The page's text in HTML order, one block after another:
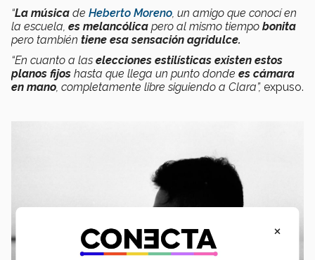
“La música de Heberto Moreno , un amigo que conocí en
la escuela, es melancólica pero al mismo tiempo bonita
pero también tiene esa sensación agridulce.
“En cuanto a las elecciones estilísticas existen estos
planos fijos hasta que llega un punto donde es cámara
en mano , completamente libre siguiendo a Clara”, expuso.
×